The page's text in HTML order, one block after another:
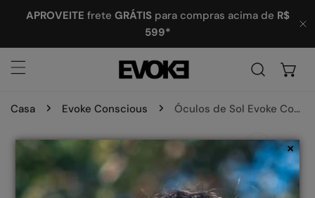
O CONTEÚDO
APROVEITE frete GRÁTIS para compras acima de R$
599*
Casa Evoke Conscious Óculos de Sol Evoke Conscious 7 A01
DO PRODUTO ×